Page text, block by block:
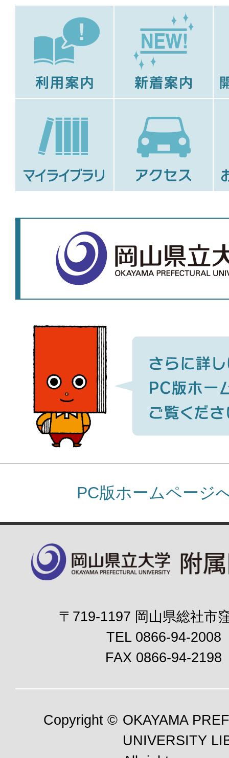
PC版ホームページ
〒719-1197 岡山県総社市
TEL 0866-94-2008
FAX 0866-94-2198
Copyright © OKAYAMA
UNIVERSITY